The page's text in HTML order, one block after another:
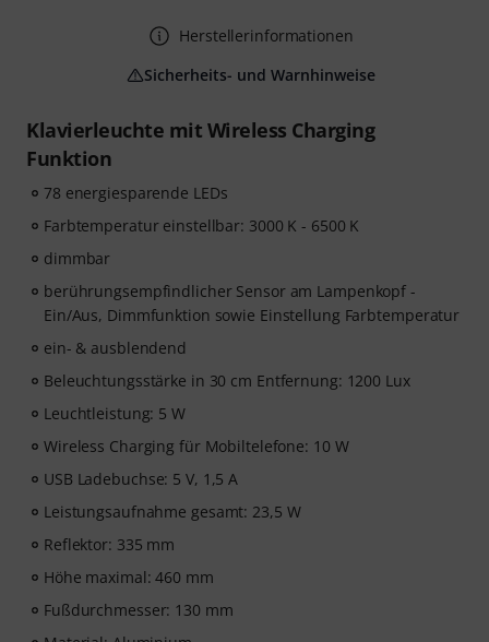
Klavierleuchte mit Wireless Charging
Funktion
78 energiesparende LEDs
Farbtemperatur einstellbar: 3000 K - 6500 K
dimmbar
berührungsempfindlicher Sensor am Lampenkopf -
Ein/Aus, Dimmfunktion sowie Einstellung Farbtemperatur
ein- & ausblendend
Beleuchtungsstärke in 30 cm Entfernung: 1200 Lux
Leuchtleistung: 5 W
Wireless Charging für Mobiltelefone: 10 W
USB Ladebuchse: 5 V, 1,5 A
Leistungsaufnahme gesamt: 23,5 W
Reflektor: 335 mm
Höhe maximal: 460 mm
Fußdurchmesser: 130 mm
Herstellerinformationen
Sicherheits- und Warnhinweise